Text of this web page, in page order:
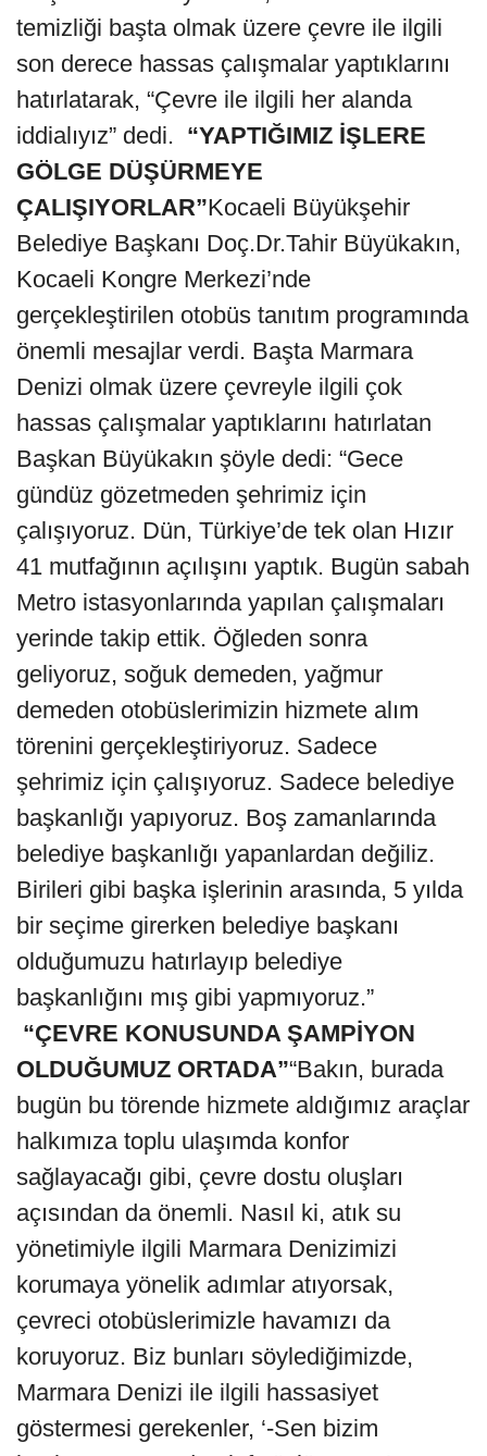
temizliği başta olmak üzere çevre ile ilgili
son derece hassas çalışmalar yaptıklarını
hatırlatarak, “Çevre ile ilgili her alanda
iddialıyız” dedi. “YAPTIĞIMIZ İŞLERE
GÖLGE DÜŞÜRMEYE
ÇALIŞIYORLAR”Kocaeli Büyükşehir
Belediye Başkanı Doç.Dr.Tahir Büyükakın,
Kocaeli Kongre Merkezi’nde
gerçekleştirilen otobüs tanıtım programında
önemli mesajlar verdi. Başta Marmara
Denizi olmak üzere çevreyle ilgili çok
hassas çalışmalar yaptıklarını hatırlatan
Başkan Büyükakın şöyle dedi: “Gece
gündüz gözetmeden şehrimiz için
çalışıyoruz. Dün, Türkiye’de tek olan Hızır
41 mutfağının açılışını yaptık. Bugün sabah
Metro istasyonlarında yapılan çalışmaları
yerinde takip ettik. Öğleden sonra
geliyoruz, soğuk demeden, yağmur
demeden otobüslerimizin hizmete alım
törenini gerçekleştiriyoruz. Sadece
şehrimiz için çalışıyoruz. Sadece belediye
başkanlığı yapıyoruz. Boş zamanlarında
belediye başkanlığı yapanlardan değiliz.
Birileri gibi başka işlerinin arasında, 5 yılda
bir seçime girerken belediye başkanı
olduğumuzu hatırlayıp belediye
başkanlığını mış gibi yapmıyoruz.”
“ÇEVRE KONUSUNDA ŞAMPİYON
OLDUĞUMUZ ORTADA”“Bakın, burada
bugün bu törende hizmete aldığımız araçlar
halkımıza toplu ulaşımda konfor
sağlayacağı gibi, çevre dostu oluşları
açısından da önemli. Nasıl ki, atık su
yönetimiyle ilgili Marmara Denizimizi
korumaya yönelik adımlar atıyorsak,
çevreci otobüslerimizle havamızı da
koruyoruz. Biz bunları söylediğimizde,
Marmara Denizi ile ilgili hassasiyet
göstermesi gerekenler, ‘-Sen bizim